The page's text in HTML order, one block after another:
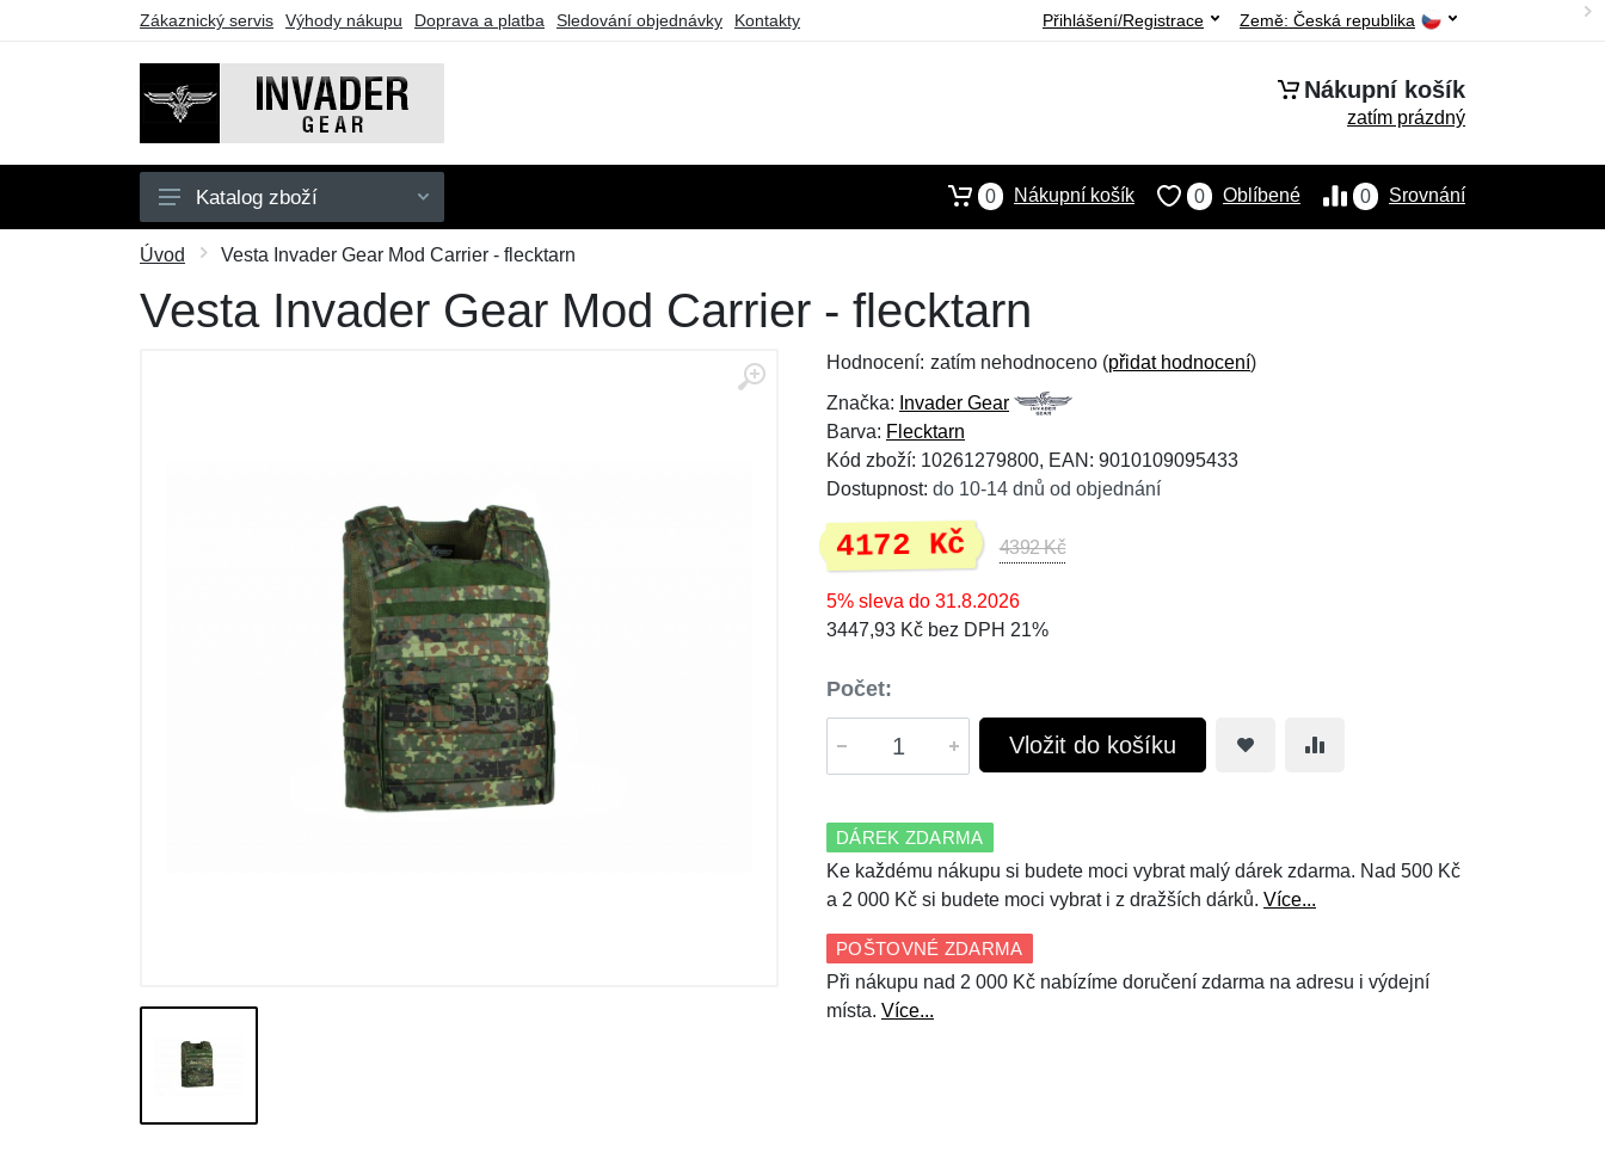
Zákaznický servis Výhody nákupu Doprava a platba Sledování objednávky Kontakty Země: Česká republika
Přihlášení/Registrace
Nákupní košík
zatím prázdný
Pánské
Doplňky
Katalog zboží 0 Srovnání
0 Oblíbené
0 Nákupní košík
Úvod Vesta Invader Gear Mod Carrier - flecktarn
Vesta Invader Gear Mod Carrier - flecktarn
Hodnocení: zatím nehodnoceno (přidat hodnocení)
Značka: Invader Gear
Barva: Flecktarn
Kód zboží: 10261279800, EAN: 9010109095433
Dostupnost: do 10-14 dnů od objednání
4172 Kč 4392 Kč
5% sleva do 31.8.2026
3447,93 Kč bez DPH 21%
Počet:
Vložit do košíku
DÁREK ZDARMA
Ke každému nákupu si budete moci vybrat malý dárek zdarma. Nad 500 Kč
a 2 000 Kč si budete moci vybrat i z dražších dárků. Více...
POŠTOVNÉ ZDARMA
Při nákupu nad 2 000 Kč nabízíme doručení zdarma na adresu i výdejní
místa. Více...